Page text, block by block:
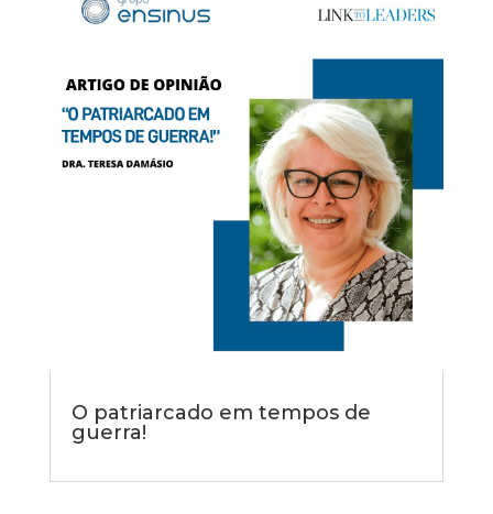
O patriarcado em tempos de
guerra!